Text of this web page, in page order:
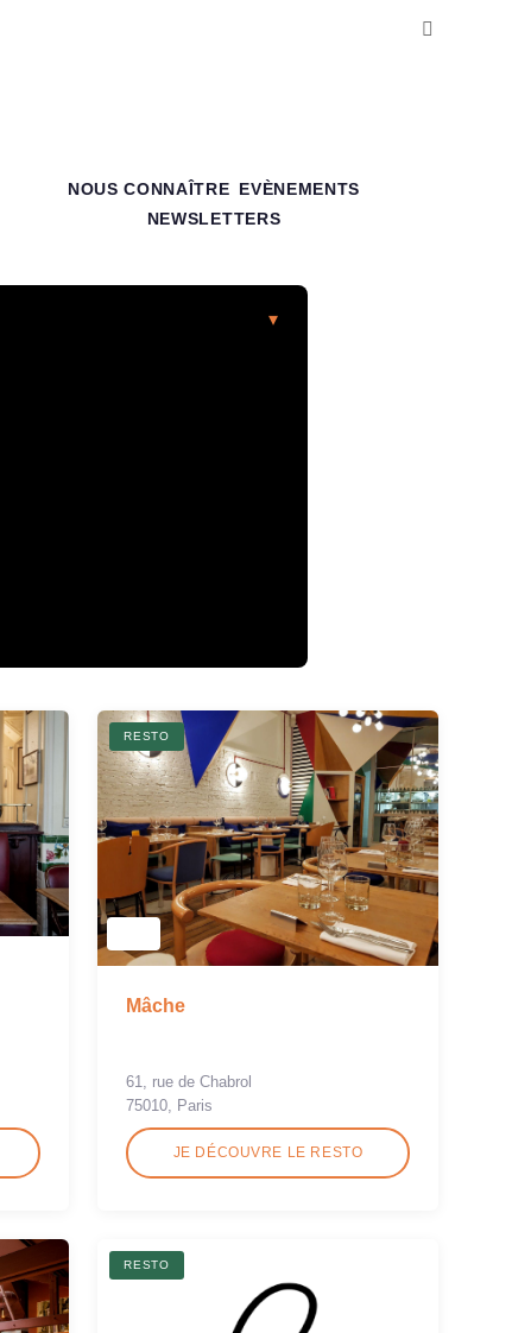
NOUS CONNAÎTRE
EVÈNEMENTS
NEWSLETTERS
RESTO
Mâche
61, rue de Chabrol
75010, Paris
JE DÉCOUVRE LE RESTO
RESTO